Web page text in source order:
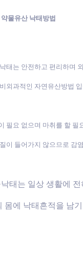
물유산 낙태방법
태는 안전하고 편리하며
외과적인 자연유산방법
필요 없으며 마취를 할 필
이 들어가지 않으므로 감
태는 일상 생활에
몸에 낙태흔적을 남